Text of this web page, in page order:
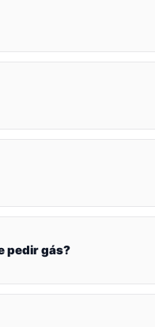
pedir gás?